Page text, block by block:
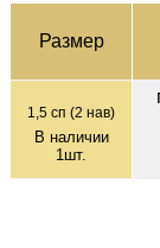
Раз­мер
1,5 сп (2 нав)
В наличии
1шт.